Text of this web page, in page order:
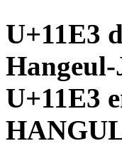
U+11E3
Hangeul-
U+11E3